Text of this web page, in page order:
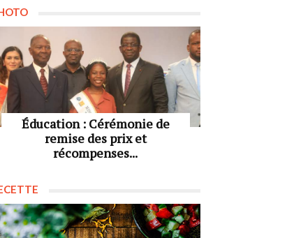
Éducation : Cérémonie de
remise des prix et
récompenses...